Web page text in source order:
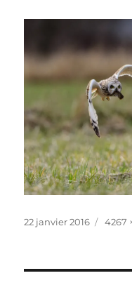
Publié
22 janvier 2016
Taille
4267